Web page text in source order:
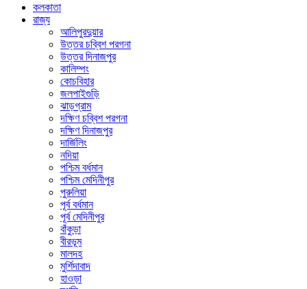
কলকাতা
রাজ্য
আলিপুরদুয়ার
উত্তর চব্বিশ পরগনা
উত্তর দিনাজপুর
কালিম্পং
কোচবিহার
জলপাইগুড়ি
ঝাড়গ্রাম
দক্ষিণ চব্বিশ পরগনা
দক্ষিণ দিনাজপুর
দার্জিলিং
নদিয়া
পশ্চিম বর্ধমান
পশ্চিম মেদিনীপুর
পুরুলিয়া
পূর্ব বর্ধমান
পূর্ব মেদিনীপুর
বাঁকুড়া
বীরভূম
মালদহ
মুর্শিদাবাদ
হাওড়া